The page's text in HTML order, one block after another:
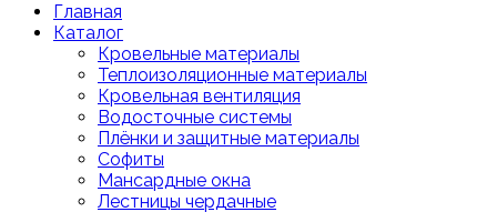
Главная
Каталог
Кровельные материалы
Теплоизоляционные материалы
Кровельная вентиляция
Водосточные системы
Плёнки и защитные материалы
Софиты
Мансардные окна
Лестницы чердачные